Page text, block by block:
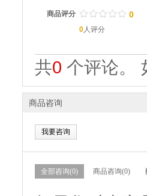
商品评分 / / / / /
. . . . . 0
0人评分
共0 个评论。
商品咨询
我要咨询
全部咨询(0) 商品咨询(0)